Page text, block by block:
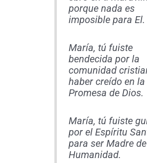
porque nada es
imposible para El.
María, tú fuiste
bendecida por la
comunidad
haber creído en la
Promesa de Dios.
María, tú fuiste
por el Espíritu
para ser Madre
Humanidad.